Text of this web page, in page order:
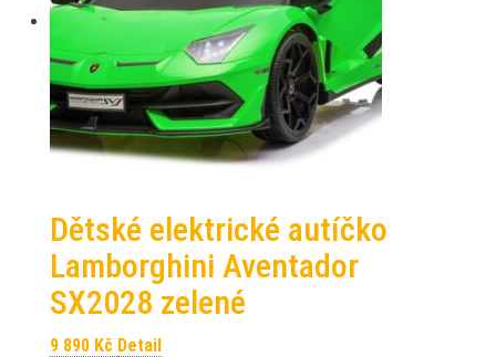
Dětské elektrické autíčko
Lamborghini Aventador
SX2028 zelené
9 890 Kč Detail